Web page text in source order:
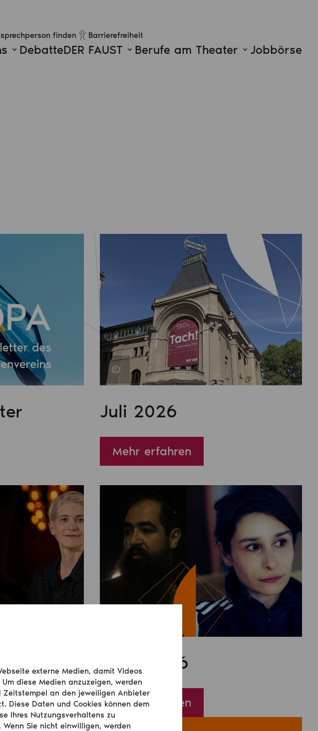
externe Medien, damit Videos
diese Medien anzuzeigen, werden
Zeitstempel an den jeweiligen Anbieter
Diese Daten und Cookies können dem
Ihres Nutzungsverhaltens zu
Sie nicht einwilligen, werden
finden Barrierefreiheit
DebatteDER FAUST Berufe am Theater Jobbörse
Juli 2026
Mehr erfahren
April 2026
Mehr erfahren